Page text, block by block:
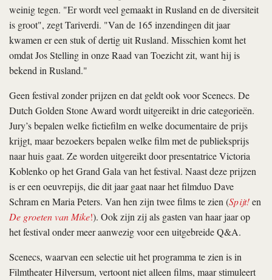
weinig tegen. "Er wordt veel gemaakt in Rusland en de diversiteit
is groot", zegt Tariverdi. "Van de 165 inzendingen dit jaar
kwamen er een stuk of dertig uit Rusland. Misschien komt het
omdat Jos Stelling in onze Raad van Toezicht zit, want hij is
bekend in Rusland."
Geen festival zonder prijzen en dat geldt ook voor Scenecs. De
Dutch Golden Stone Award wordt uitgereikt in drie categorieën.
Jury’s bepalen welke fictiefilm en welke documentaire de prijs
krijgt, maar bezoekers bepalen welke film met de publieksprijs
naar huis gaat. Ze worden uitgereikt door presentatrice Victoria
Koblenko op het Grand Gala van het festival. Naast deze prijzen
is er een oeuvrepijs, die dit jaar gaat naar het filmduo Dave
Schram en Maria Peters. Van hen zijn twee films te zien (Spijt!en
De groeten van Mike!). Ook zijn zij als gasten van haar jaar op
het festival onder meer aanwezig voor een uitgebreide Q&A.
Scenecs, waarvan een selectie uit het programma te zien is in
Filmtheater Hilversum, vertoont niet alleen films, maar stimuleert